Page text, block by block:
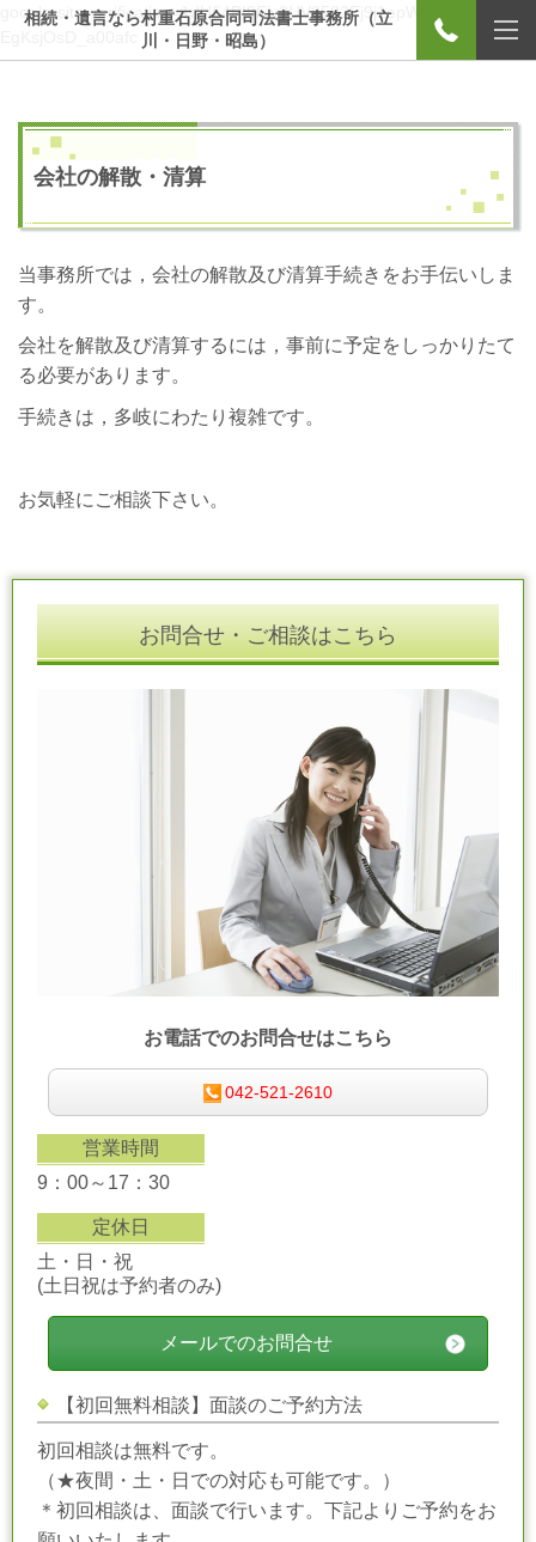
google-site-verification=1dH64PI8Fiv3UV8582Ej9j1epWy-
相続・遺言なら村重石原合同司法書士事務所（立
川・日野・昭島）
会社の解散・清算
当事務所では，会社の解散及び清算手続きをお手伝いしま
す。
会社を解散及び清算するには，事前に予定をしっかりたて
る必要があります。
手続きは，多岐にわたり複雑です。
お気軽にご相談下さい。
お問合せ・ご相談はこちら
お電話でのお問合せはこちら
042-521-2610
営業時間
9：00～17：30
定休日
土・日・祝
(土日祝は予約者のみ)
メールでのお問合せ
【初回無料相談】面談のご予約方法
初回相談は無料です。
（★夜間・土・日での対応も可能です。）
＊初回相談は、面談で行います。下記よりご予約をお